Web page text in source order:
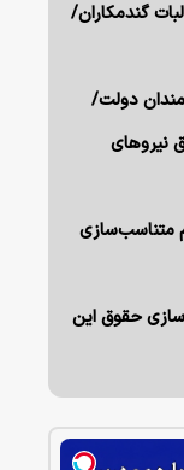
مطالبات گندمکاران/
دولت/
حقوق نیروهای
متناسب‌سازی
حقوق این